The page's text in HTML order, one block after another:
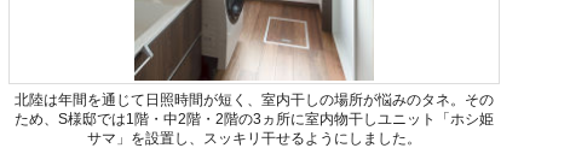
北陸は年間を通じて日照時間が短く、室内干しの場所が悩みのタネ。その
ため、S様邸では1階・中2階・2階の3ヵ所に室内物干しユニット「ホシ姫
サマ」を設置し、スッキリ干せるようにしました。